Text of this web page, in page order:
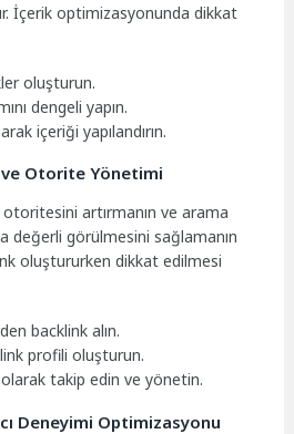
İçerik optimizasyonunda dikkat
oluşturun.
dengeli yapın.
içeriği yapılandırın.
Otorite Yönetimi
artırmanın ve arama
değerli görülmesini sağlamanın
oluştururken dikkat edilmesi
backlink alın.
profili oluşturun.
takip edin ve yönetin.
Deneyimi Optimizasyonu